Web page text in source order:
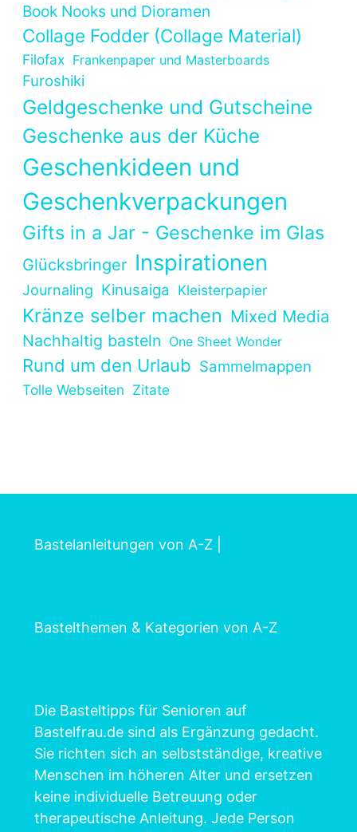
Book Nooks und Dioramen
Collage Fodder (Collage Material)
Filofax Frankenpaper und Masterboards
Furoshiki
Geldgeschenke und Gutscheine
Geschenke aus der Küche
Geschenkideen und
Geschenkverpackungen
Gifts in a Jar - Geschenke im Glas
Glücksbringer Inspirationen
Journaling Kinusaiga Kleisterpapier
Kränze selber machen Mixed Media
Nachhaltig basteln One Sheet Wonder
Rund um den Urlaub Sammelmappen
Tolle Webseiten Zitate
Bastelanleitungen von A-Z
Bastelthemen & Kategorien von A-Z
Die Basteltipps für Senioren auf
Bastelfrau.de sind als Ergänzung gedacht.
Sie richten sich an selbstständige, kreative
Menschen im höheren Alter und ersetzen
keine individuelle Betreuung oder
therapeutische Anleitung. Jede Person